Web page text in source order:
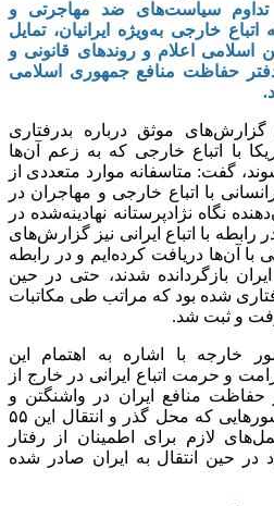
سیاست‌های ضد مهاجرتی و
خارجی به‌ویژه ایرانیان، تمایل
اسلامی اعلام و روند‌های قانونی و
حفاظت منافع جمهوری اسلامی
موثق درباره بدرفتاری
با اتباع خارجی که به زعم آن‌ها
گفت: متاسفانه موارد متعددی از
با اتباع خارجی و مهاجران در
نگاه نژادپرستانه نهادینه‌شده در
با اتباع ایرانی نیز گزارش‌های
با آن‌ها دریافت کرده‌ایم و در رابطه
بازگردانده شدند، حتی در حین
شده بود که مراتب طی مکاتبات
و ثبت شد.
خارجه با اشاره به اهتمام این
و حرمت اتباع ایرانی در خارج از
حفاظت منافع ایران در واشنگتن و
نمایندگی‌های دیپلماتیک در کشور‌هایی که محل گذر و انتقال این ۵۵
لازم برای اطمینان از رفتار
در حین انتقال به ایران صادر شده